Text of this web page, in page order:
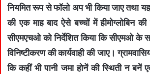
नियमित रूप से फॉलो अप भी किया जाए तथा
की एक माह बाद ऐसे बच्चों में हीमोग्लोबिन
सीएमएचओ को निर्देशित किया कि सीएमओ के
विनिष्‍टीकरण की कार्यवाही की जाए।
कि कहीं भी पानी जमा होनें की स्थिती न बनें